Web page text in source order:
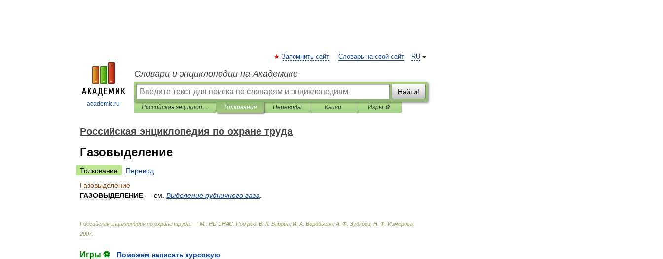
academic.ru
RU
Запомнить сайт Словарь на свой сайт
Словари и энциклопедии на Академике
Найти!
Российская энциклопедия по охране труда Толкования Переводы Книги Игры ⚽
Российская энциклопедия по охране труда
Газовыделение
Толкование
Перевод
Газовыделение
ГАЗОВЫДЕЛЕНИЕ — см Выделение рудничного газа
Российская энциклопедия по охране труда . — М : НЦ ЭНАС Под ред В К. Варова И А Воробьева А Ф Зубкова Н Ф Измерова
2007.
Игры ⚽
Поможем написать курсовую